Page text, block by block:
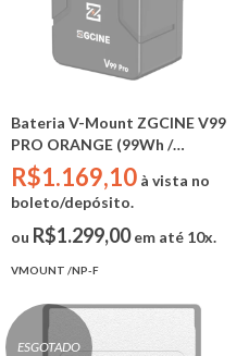
Bateria V-Mount ZGCINE V99
PRO ORANGE (99Wh /
6400mAh / Display OLED /
PD100W)
R$1.169,10 à vista no
boleto/depósito.
ou R$1.299,00em até 10x.
VMOUNT /NP-F
ESGOTADO